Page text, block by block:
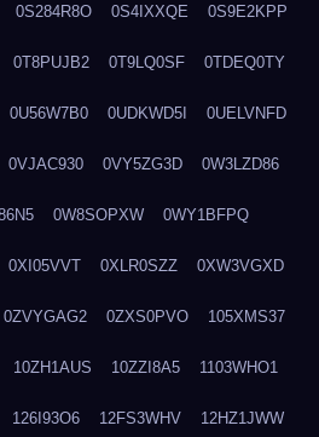
0S284R8O 0S4IXXQE 0S9E2KPP
0T8PUJB2 0T9LQ0SF 0TDEQ0TY
0U56W7B0 0UDKWD5I 0UELVNFD
0VJAC930 0VY5ZG3D 0W3LZD86
0W8SOPXW 0WY1BFPQ
0XI05VVT 0XLR0SZZ 0XW3VGXD
0ZVYGAG2 0ZXS0PVO 105XMS37
10ZH1AUS 10ZZI8A5 1103WHO1
126I93O6 12FS3WHV 12HZ1JWW